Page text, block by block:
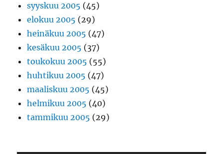
syyskuu 2005 (45)
elokuu 2005 (29)
heinäkuu 2005 (47)
kesäkuu 2005 (37)
toukokuu 2005 (55)
huhtikuu 2005 (47)
maaliskuu 2005 (45)
helmikuu 2005 (40)
tammikuu 2005 (29)